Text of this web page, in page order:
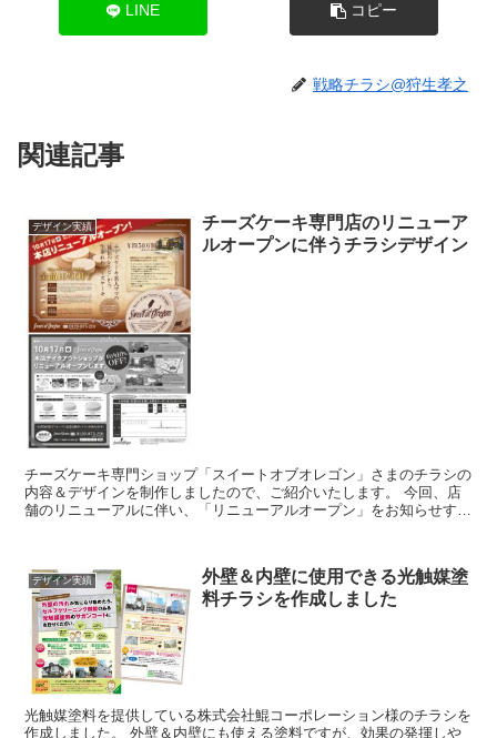
LINE コピー
戦略チラシ@狩生孝之
関連記事
デザイン実績
チーズケーキ専門店のリニューア
ルオープンに伴うチラシデザイン
チーズケーキ専門ショップ「スイートオブオレゴン」さまのチラシの
内容＆デザインを制作しましたので、ご紹介いたします。 今回、店
舗のリニューアルに伴い、「リニューアルオープン」をお知らせする
デザイン実績
外壁＆内壁に使用できる光触媒塗
料チラシを作成しました
光触媒塗料を提供している株式会社鯤コーポレーション様のチラシを
作成しました。 外壁＆内壁にも使える塗料ですが、効果の発揮しや